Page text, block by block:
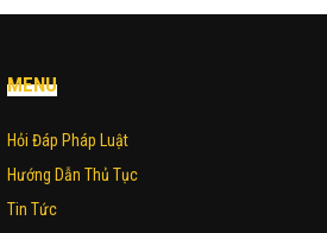
MENU
Hỏi Đáp Pháp Luật
Hướng Dẫn Thủ Tục
Tin Tức